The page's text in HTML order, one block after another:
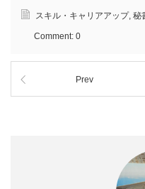
スキル・キャリアアップ, 秘
Comment: 0
Prev